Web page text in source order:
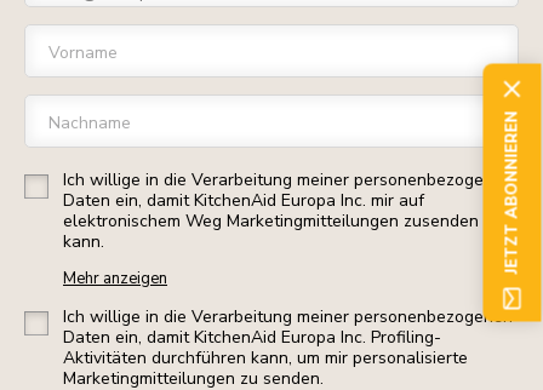
Vorname
Nachname
Ich willige in die Verarbeitung meiner personenbezogenen
Daten ein, damit KitchenAid Europa Inc. mir auf
elektronischem Weg Marketingmitteilungen zusenden
kann.
Mehr anzeigen
Ich willige in die Verarbeitung meiner personenbezogenen
Daten ein, damit KitchenAid Europa Inc. Profiling-
Aktivitäten durchführen kann, um mir personalisierte
Marketingmitteilungen zu senden.
JETZT ABONNIEREN